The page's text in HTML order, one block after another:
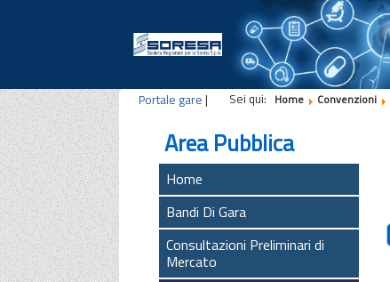
Portale gare | Sei qui: Home Convenzioni
Area Pubblica
Home
Bandi Di Gara
Consultazioni Preliminari di
Mercato